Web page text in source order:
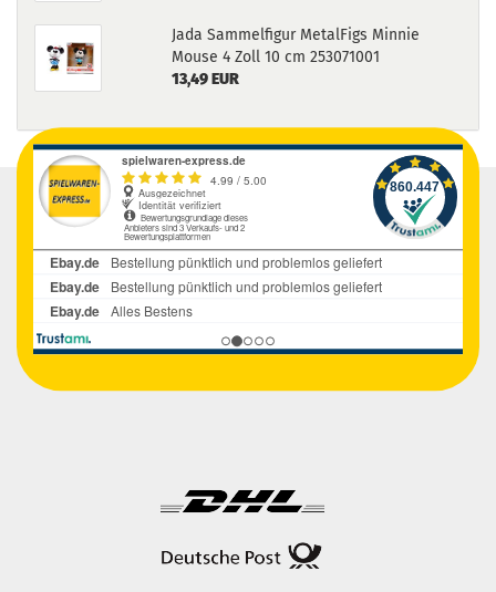
Jada Sammelfigur MetalFigs Minnie
Mouse 4 Zoll 10 cm 253071001
13,49 EUR